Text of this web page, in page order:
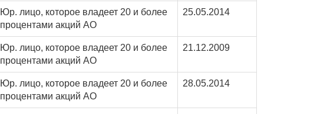
Юр. лицо, которое владеет 20 и более
процентами акций АО
25.05.2014
Юр. лицо, которое владеет 20 и более
процентами акций АО
21.12.2009
Юр. лицо, которое владеет 20 и более
процентами акций АО
28.05.2014